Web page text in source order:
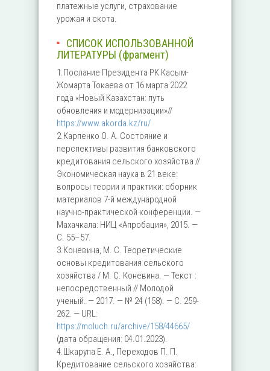
платежные услуги, страхование
урожая и скота.
СПИСОК ИСПОЛЬЗОВАННОЙ
ЛИТЕРАТУРЫ (фрагмент)
1.Послание Президента РК Касым-
Жомарта Токаева от 16 марта 2022
года «Новый Казахстан: путь
обновления и модернизации»//
https://www.akorda.kz/ru/
2.Карпенко О. А. Состояние и
перспективы развития банковского
кредитования сельского хозяйства //
Экономическая наука в 21 веке:
вопросы теории и практики: сборник
материалов 7-й международной
научно-практической конференции. —
Махачкала: НИЦ «Апробация», 2015. —
С. 55–57.
3.Коневина, М. С. Теоретические
основы кредитования сельского
хозяйства / М. С. Коневина. — Текст :
непосредственный // Молодой
ученый. — 2017. — № 24 (158). — С. 259-
262. — URL:
https://moluch.ru/archive/158/44665/
(дата обращения: 04.01.2023).
4.Шкарупа Е. А., Переходов П. П.
Кредитование сельского хозяйства: